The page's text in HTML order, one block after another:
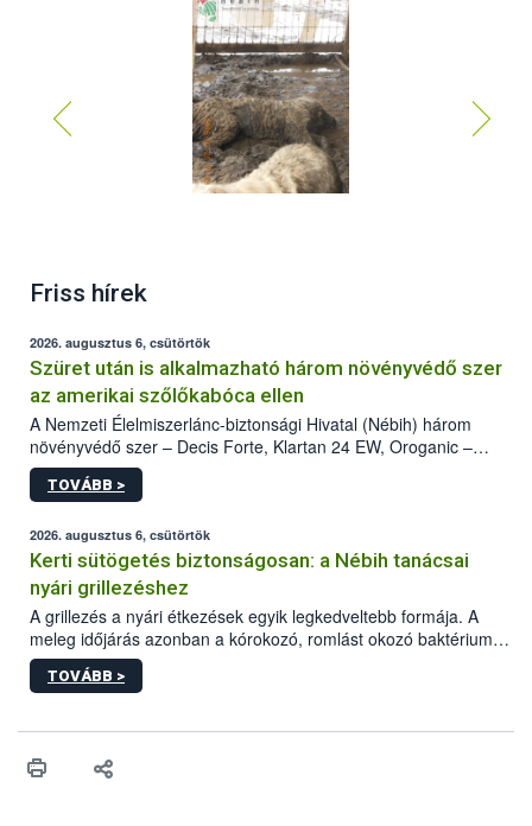
Friss hírek
2026. augusztus 6, csütörtök
Szüret után is alkalmazható három növényvédő szer
az amerikai szőlőkabóca ellen
A Nemzeti Élelmiszerlánc-biztonsági Hivatal (Nébih) három
növényvédő szer – Decis Forte, Klartan 24 EW, Oroganic –
engedélyokiratát módosította, így azok a szüretet követően,
egészen a vesszőérettség (BBCH 91) stádiumáig
érésű szőlőkben is legyen lehetőség a károsító elleni további
védekezésre. Az Oroganic készítmény kis kiszerelésben kiskerti
felhasználók számára is elérhető és ökológiai termesztésben is
engedélyezett.
TOVÁBB >
2026. augusztus 6, csütörtök
Kerti sütögetés biztonságosan: a Nébih tanácsai
nyári grillezéshez
A grillezés a nyári étkezések egyik legkedveltebb formája. A
meleg időjárás azonban a kórokozó, romlást okozó baktériumok
gyorsabb szaporodásának is kedvez. A szabadtéri sütögetés
ezért nem csupán a megfelelő sütési technikáról szól: legalább
higiéniai szabályok betartása, a megfelelő hőkezelés, valamint a
biztonsági Hivatal (Nébih) Oktatási Programja összegyűjtötte a
TOVÁBB >